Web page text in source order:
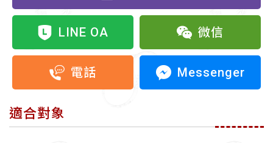
LINE OA 微信
電話 Messenger
適合對象